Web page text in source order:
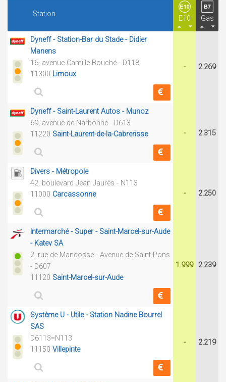
Station
E10 Gas
Dyneff - Station-Bar du Stade - Didier
Manens
16, avenue Camille Bouché - D118
11300 Limoux
- 2.269
Dyneff - Saint-Laurent Autos - Munoz
69, avenue de Narbonne - D613
11220 Saint-Laurent-de-la-Cabrerisse - 2.315
Divers - Métropole
42, boulevard Jean Jaurès - N113
11000 Carcassonne - 2.250
Intermarché - Super - Saint-Marcel-sur-Aude
- Katev SA
2, rue de Mandosse - Avenue de Saint-Pons
- D607
11120 Saint-Marcel-sur-Aude
1.999 2.239
Système U - Utile - Station Nadine Bourrel
SAS
D6113=N113
11150 Villepinte
- 2.219